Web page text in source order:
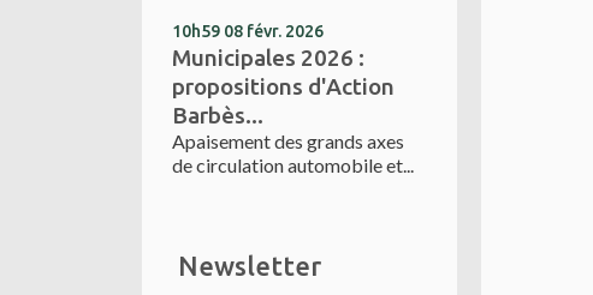
10h59 08 févr. 2026
Municipales 2026 :
propositions d'Action
Barbès...
Apaisement des grands axes
de circulation automobile et...
Newsletter